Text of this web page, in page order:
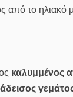
από το ηλιακό
καλυμμένος